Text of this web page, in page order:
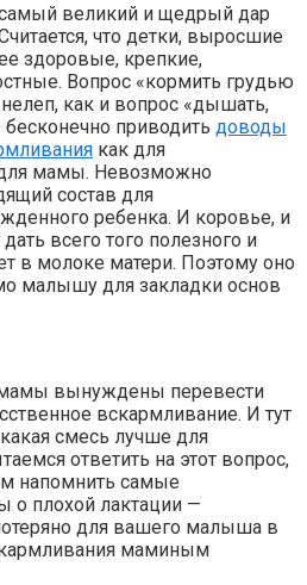
великий и щедрый дар
что детки, выросшие
здоровые, крепкие,
Вопрос «кормить грудью
как и вопрос «дышать,
приводить доводы
как для
мамы. Невозможно
состав для
ребенка. И коровье, и
всего того полезного и
в молоке матери. Поэтому оно
малышу для закладки основ
вынуждены перевести
вскармливание. И тут
смесь лучше для
ответить на этот вопрос,
напомнить самые
о плохой лактации —
для вашего малыша в
маминым